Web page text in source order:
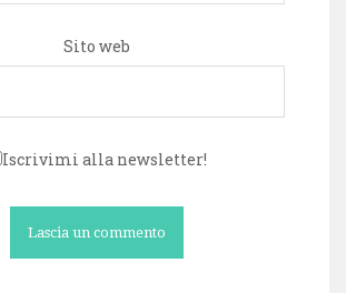
Sito web
Iscrivimi alla newsletter!